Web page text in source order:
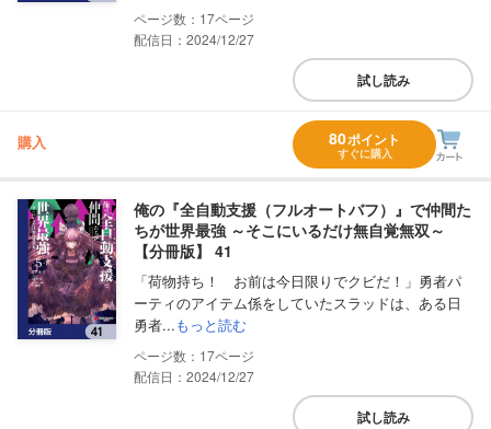
17
配信日：2024/12/27
試し読み
購入 80ポイント
すぐに購入
俺の『全自動支援（フルオートバフ）』で仲間た
ちが世界最強 ～そこにいるだけ無自覚無双～
【分冊版】 41
「荷物持ち！ お前は今日限りでクビだ！」勇者パ
ーティのアイテム係をしていたスラッドは、ある日
勇者...もっと読む
17
配信日：2024/12/27
試し読み